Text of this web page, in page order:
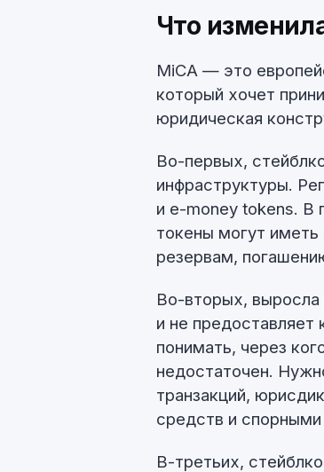
Что
MiCA — это
который хочет
юридическая
Во-первых,
инфраструктуры.
и e-money tokens. В
токены могут иметь
резервам,
Во-вторых, выросла
и не предоставляет
понимать, через
недостаточен.
транзакций,
средств и
В-третьих,